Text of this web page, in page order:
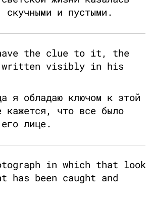
скучными и пустыми.
the clue to it, the
written visibly in his
я обладаю ключом к этой
кажется, что все было
лице.
in which that look
has been caught and